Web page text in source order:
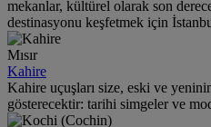
mekanlar, kültürel olarak son
destinasyonu keşfetmek için
Mısır
Kahire
Kahire uçuşları size, eski ve
gösterecektir: tarihi simgeler ve